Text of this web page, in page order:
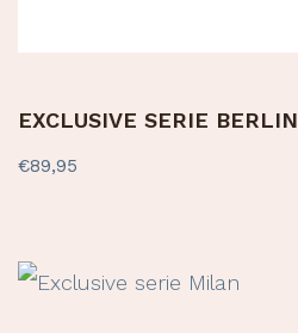
EXCLUSIVE SERIE BERLIN
€89,95